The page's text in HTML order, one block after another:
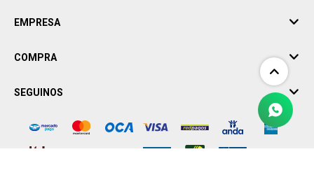
EMPRESA
COMPRA
SEGUINOS